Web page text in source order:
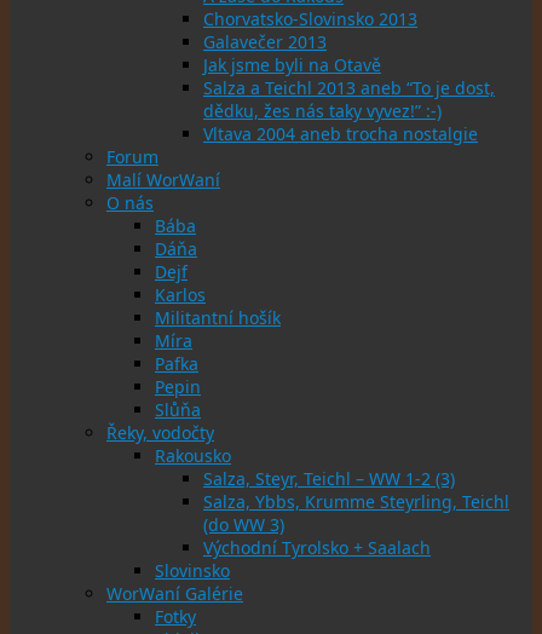
Chorvatsko-Slovinsko 2013
Galavečer 2013
Jak jsme byli na Otavě
Salza a Teichl 2013 aneb “To je dost,
dědku, žes nás taky vyvez!” :-)
Vltava 2004 aneb trocha nostalgie
Forum
Malí WorWaní
O nás
Bába
Dáňa
Dejf
Karlos
Militantní hošík
Míra
Pafka
Pepin
Slůňa
Řeky, vodočty
Rakousko
Salza, Steyr, Teichl – WW 1-2 (3)
Salza, Ybbs, Krumme Steyrling, Teichl
(do WW 3)
Východní Tyrolsko + Saalach
Slovinsko
WorWaní Galérie
Fotky